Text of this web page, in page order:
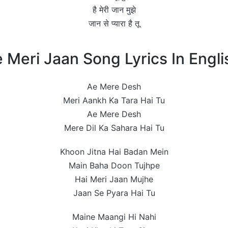
है मेरी जान मुझे
जान से प्यारा है तू
Meri Jaan Song Lyrics In
Ae Mere Desh
Meri Aankh Ka Tara Hai Tu
Ae Mere Desh
Mere Dil Ka Sahara Hai Tu
Khoon Jitna Hai Badan Mein
Main Baha Doon Tujhpe
Hai Meri Jaan Mujhe
Jaan Se Pyara Hai Tu
Maine Maangi Hi Nahi